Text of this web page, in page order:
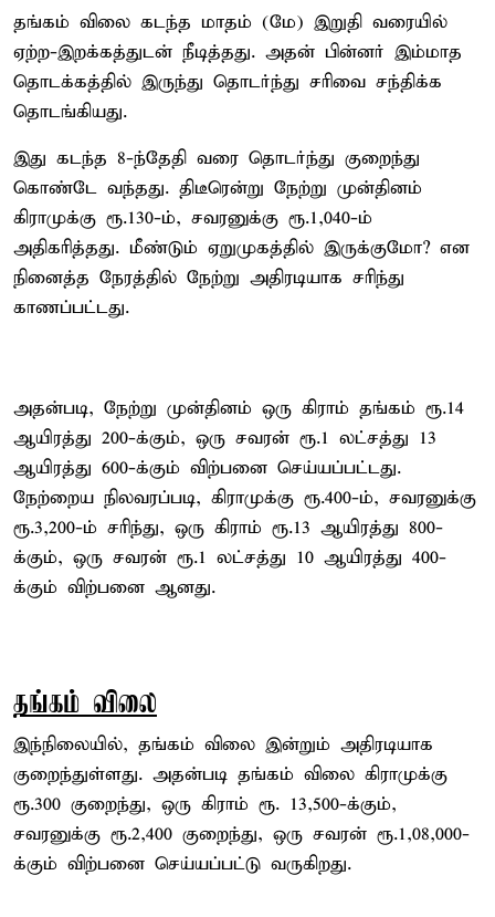
தங்கம் விலை கடந்த மாதம் (மே) இறுதி வரையில்
ஏற்ற-இறக்கத்துடன் நீடித்தது. அதன் பின்னர் இம்மாத
தொடக்கத்தில் இருந்து தொடர்ந்து சரிவை சந்திக்க
தொடங்கியது.
இது கடந்த 8-ந்தேதி வரை தொடர்ந்து குறைந்து
கொண்டே வந்தது. திடீரென்று நேற்று முன்தினம்
கிராமுக்கு ரூ.130-ம், சவரனுக்கு ரூ.1,040-ம்
அதிகரித்தது. மீண்டும் ஏறுமுகத்தில் இருக்குமோ? என
நினைத்த நேரத்தில் நேற்று அதிரடியாக சரிந்து
காணப்பட்டது.
அதன்படி, நேற்று முன்தினம் ஒரு கிராம் தங்கம் ரூ.14
ஆயிரத்து 200-க்கும், ஒரு சவரன் ரூ.1 லட்சத்து 13
ஆயிரத்து 600-க்கும் விற்பனை செய்யப்பட்டது.
நேற்றைய நிலவரப்படி, கிராமுக்கு ரூ.400-ம், சவரனுக்கு
ரூ.3,200-ம் சரிந்து, ஒரு கிராம் ரூ.13 ஆயிரத்து 800-
க்கும், ஒரு சவரன் ரூ.1 லட்சத்து 10 ஆயிரத்து 400-
க்கும் விற்பனை ஆனது.
தங்கம் விலை
இந்நிலையில், தங்கம் விலை இன்றும் அதிரடியாக
குறைந்துள்ளது. அதன்படி தங்கம் விலை கிராமுக்கு
ரூ.300 குறைந்து, ஒரு கிராம் ரூ. 13,500-க்கும்,
சவரனுக்கு ரூ.2,400 குறைந்து, ஒரு சவரன் ரூ.1,08,000-
க்கும் விற்பனை செய்யப்பட்டு வருகிறது.